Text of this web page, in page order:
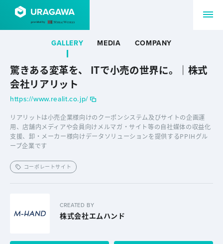
GALLERY MEDIA COMPANY
驚きある変革を、 ITで小売の世界に。｜株式
会社リアリット
https://www.realit.co.jp/
リアリットは小売企業様向けのクーポンシステム及びサイトの企画運
用、店舗内メディアや会員向けメルマガ・サイト等の自社媒体の収益化
支援、卸・メーカー様向けデータソリューションを提供するPPIHグル
ープ企業です
コーポレートサイト
CREATED BY
株式会社エムハンド